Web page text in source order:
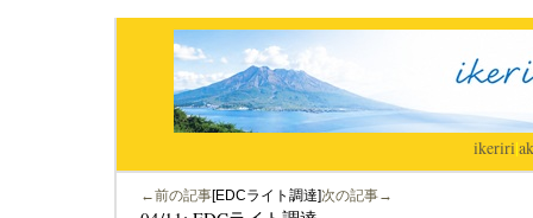
ikeriri|
←前の記事[EDCライト調達]次の記事→